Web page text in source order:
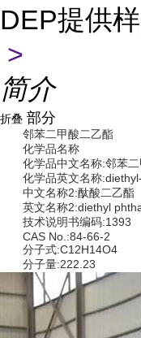
DEP提供
>
简介
折叠 部分
邻苯二甲酸二乙酯
化学品名称
化学品中文名称:邻苯
化学品英文名称
中文名称2:酞酸二乙酯
英文名称2:diethyl
技术说明书编码:1393
CAS No.:84-66-2
分子式:C12H14O4
分子量:222.23